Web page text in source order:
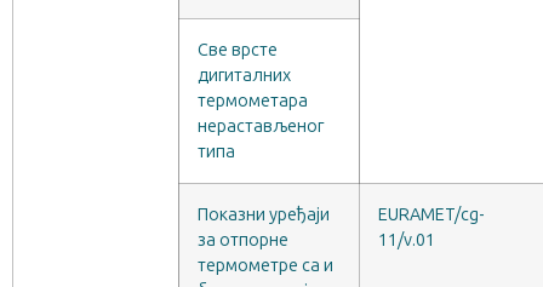
Све врсте
дигиталних
термометара
нерастављеног
типа
Показни уређаји
за отпорне
термометре са и
EURAMET/cg-
11/v.01